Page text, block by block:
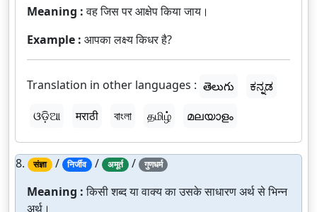
Meaning :वह जिस पर आक्षेप किया जाय।
Example : आपका लक्ष्य किधर है?
Translation in other languages : తెలుగు
ಕನ್ನಡ
ଓଡ଼ିଆ
मराठी বাংলা தமிழ் മലയാളം
8. संज्ञा / निर्जीव / अमूर्त / गुणधर्म
Meaning :किसी शब्द या वाक्य का उसके साधारण अर्थ से भिन्न
अर्थ।